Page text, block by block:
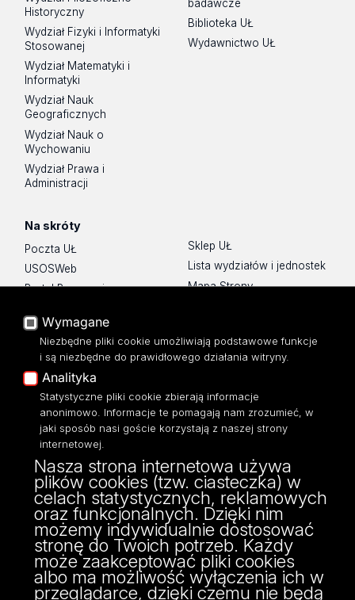
Historyczny
Wydział Fizyki i Informatyki
Stosowanej
Wydział Matematyki i
Informatyki
Wydział Nauk
Geograficznych
Wydział Nauk o
Wychowaniu
Wydział Prawa i
Administracji
badawcze
Biblioteka UŁ
Wydawnictwo UŁ
Na skróty
Poczta UŁ
USOSWeb
Portal Pracowniczy
Platforma e-learningowa
Moodle
Eksperci UŁ
Polityka Prywatności
Dostępność
Sklep UŁ
Lista wydziałów i jednostek
Mapa Strony
ul. POW 3/5,
90-255 Łódź
tel: 42/635 53 56
fax: 42/635 50 32
Wymagane
Niezbędne pliki cookie umożliwiają podstawowe funkcje
i są niezbędne do prawidłowego działania witryny.
Analityka
Statystyczne pliki cookie zbierają informacje
anonimowo. Informacje te pomagają nam zrozumieć, w
jaki sposób nasi goście korzystają z naszej strony
internetowej.
Nasza strona internetowa używa
plików cookies (tzw. ciasteczka) w
celach statystycznych, reklamowych
oraz funkcjonalnych. Dzięki nim
możemy indywidualnie dostosować
stronę do Twoich potrzeb. Każdy
może zaakceptować pliki cookies
albo ma możliwość wyłączenia ich w
przeglądarce, dzięki czemu nie będą